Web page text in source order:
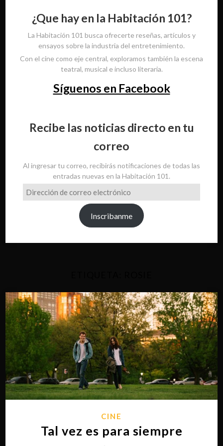
¿Que hay en la Habitación 101?
La Habitación 101 busca ofrecerte reseñas, artículos y
ensayos sobre la industria del entretenimiento.
Con el cine como eje central, exploramos también la escena
teatral, musical e incluso literaria.
Síguenos en Facebook
Recibe las noticias directo en tu
correo
Al ingresar tu correo, recibirás notificaciones de todas las
entradas nuevas en la Habitación 101.
Dirección
de
Inscribanme
CINE
Tal vez es para siempre